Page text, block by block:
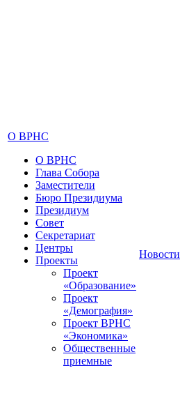
О ВРНС
О ВРНС
Глава Собора
Заместители
Бюро Президиума
Президиум
Совет
Секретариат
Центры
Проекты
Проект
«Образование»
Проект
«Демография»
Проект ВРНС
«Экономика»
Общественные
приемные
Новости